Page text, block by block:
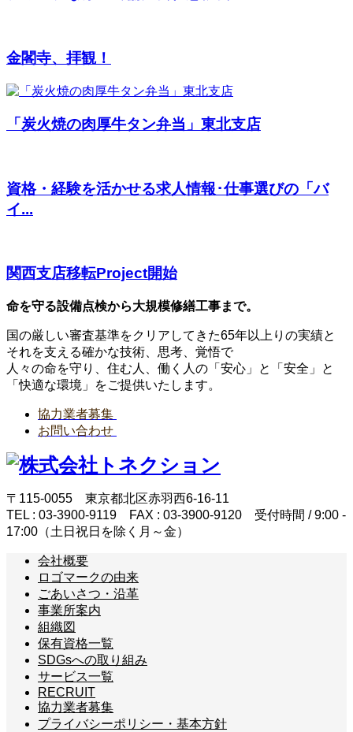
金閣寺、拝観！
「炭火焼の肉厚牛タン弁当」東北支店
資格・経験を活かせる求人情報･仕事選びの「バ
イ...
関西支店移転Project開始
命を守る設備点検から大規模修繕工事まで。
国の厳しい審査基準をクリアしてきた65年以上りの実績と
それを支える確かな技術、思考、覚悟で
人々の命を守り、住む人、働く人の「安心」と「安全」と
「快適な環境」をご提供いたします。
協力業者募集
お問い合わせ
〒115-0055 東京都北区赤羽西6-16-11
TEL : 03-3900-9119 FAX : 03-3900-9120 受付時間 / 9:00 -
17:00（土日祝日を除く月～金）
会社概要
ロゴマークの由来
ごあいさつ・沿革
事業所案内
組織図
保有資格一覧
SDGsへの取り組み
サービス一覧
RECRUIT
協力業者募集
プライバシーポリシー・基本方針